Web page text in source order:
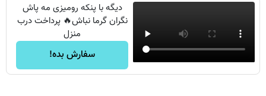
دیگه با پنکه رومیزی مه پاش
نگران گرما نباش🔥 پرداخت درب
منزل
سفارش بده!